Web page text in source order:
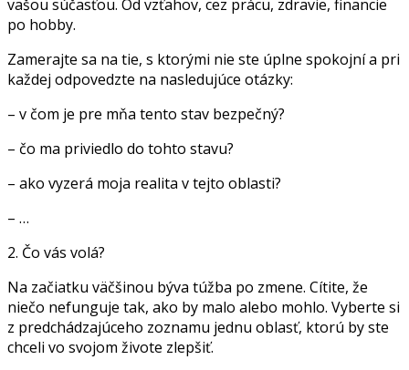
vašou súčasťou. Od vzťahov, cez prácu, zdravie, financie
po hobby.
Zamerajte sa na tie, s ktorými nie ste úplne spokojní a pri
každej odpovedzte na nasledujúce otázky:
– v čom je pre mňa tento stav bezpečný?
– čo ma priviedlo do tohto stavu?
– ako vyzerá moja realita v tejto oblasti?
– …
2. Čo vás volá?
Na začiatku väčšinou býva túžba po zmene. Cítite, že
niečo nefunguje tak, ako by malo alebo mohlo. Vyberte si
z predchádzajúceho zoznamu jednu oblasť, ktorú by ste
chceli vo svojom živote zlepšiť.